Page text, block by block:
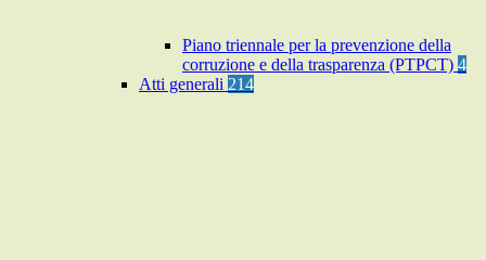
Piano triennale per la prevenzione della
corruzione e della trasparenza (PTPCT) 4
Atti generali 214